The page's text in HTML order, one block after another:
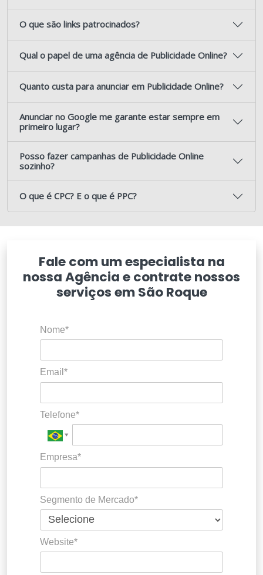
O que são links patrocinados?
Qual o papel de uma agência de Publicidade Online?
Quanto custa para anunciar em Publicidade Online?
Anunciar no Google me garante estar sempre em
primeiro lugar?
Posso fazer campanhas de Publicidade Online
sozinho?
O que é CPC? E o que é PPC?
Fale com um especialista na
nossa Agência e contrate nossos
serviços em São Roque
Nome*
Email*
Telefone*
Empresa*
Segmento de Mercado*
Website*